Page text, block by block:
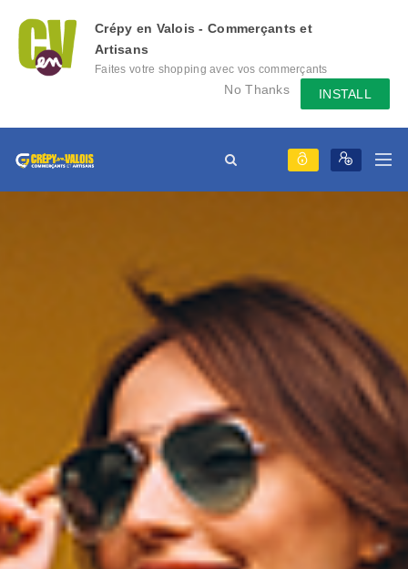
Crépy en Valois - Commerçants et
Artisans
Faites votre shopping avec vos commerçants
locaux depuis votre mobile, échangez des
messages avec eux, consultez le évènement
No Thanks INSTALL